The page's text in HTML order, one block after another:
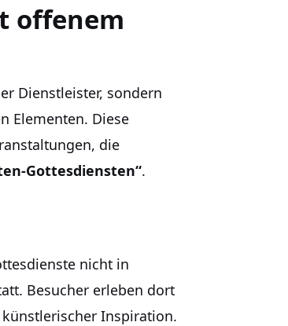
offenem
Dienstleister, sondern
Elementen. Diese
die
Gottesdiensten“.
nicht in
Besucher erleben dort
Inspiration.